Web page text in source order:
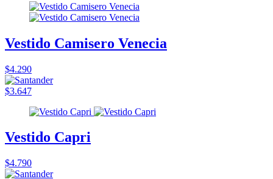
Vestido Camisero Venecia
$4.290
$3.647
Vestido Capri
$4.790